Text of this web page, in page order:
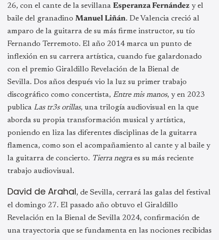
26, con el cante de la sevillana Esperanza Fernández y el
baile del granadino Manuel Liñán. De Valencia creció al
amparo de la guitarra de su más firme instructor, su tío
Fernando Terremoto. El año 2014 marca un punto de
inflexión en su carrera artística, cuando fue galardonado
con el premio Giraldillo Revelación de la Bienal de
Sevilla. Dos años después vio la luz su primer trabajo
discográfico como concertista, Entre mis manos, y en 2023
publica Las tr3s orillas, una trilogía audiovisual en la que
aborda su propia transformación musical y artística,
poniendo en liza las diferentes disciplinas de la guitarra
flamenca, como son el acompañamiento al cante y al baile y
la guitarra de concierto. Tierra negraes su más reciente
trabajo audiovisual.
David de Arahal, de Sevilla, cerrará las galas del festival
el domingo 27. El pasado año obtuvo el Giraldillo
Revelación en la Bienal de Sevilla 2024, confirmación de
una trayectoria que se fundamenta en las nociones recibidas